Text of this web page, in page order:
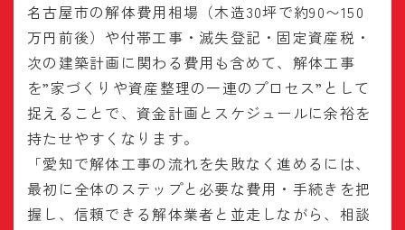
名古屋市の解体費用相場（木造30坪で約90〜150
万円前後）や付帯工事・滅失登記・固定資産税・
次の建築計画に関わる費用も含めて、解体工事
を”家づくりや資産整理の一連のプロセス”として
捉えることで、資金計画とスケジュールに余裕を
持たせやすくなります。
「愛知で解体工事の流れを失敗なく進めるには、
最初に全体のステップと必要な費用・手続きを把
握し、信頼できる解体業者と並走しながら、相談